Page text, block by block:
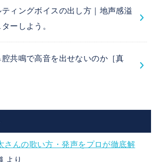
ティングボイスの出し方｜地声感溢
ーしよう。
共鳴で高音を出せないのか［真
さんの歌い方・発声をプロが徹底解
より